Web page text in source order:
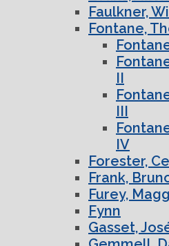
Faulkner,
Fontane,
II
III
IV
Forester,
Frank,
Furey,
Fynn
Gasset,